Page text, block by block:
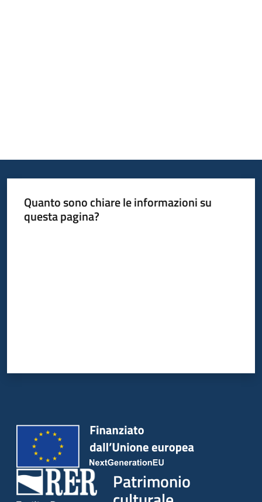
Quanto sono chiare le informazioni su
questa pagina?
Patrimonio